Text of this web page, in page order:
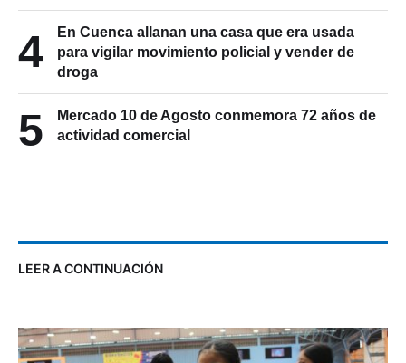
4
En Cuenca allanan una casa que era usada
para vigilar movimiento policial y vender de
droga
5
Mercado 10 de Agosto conmemora 72 años de
actividad comercial
LEER A CONTINUACIÓN